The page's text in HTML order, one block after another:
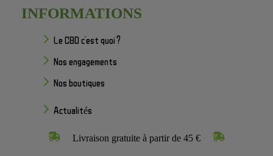
INFORMATIONS
Le CBD c'est quoi ?
Nos engagements
Nos boutiques
Actualités
Livraison gratuite à partir de 45 €